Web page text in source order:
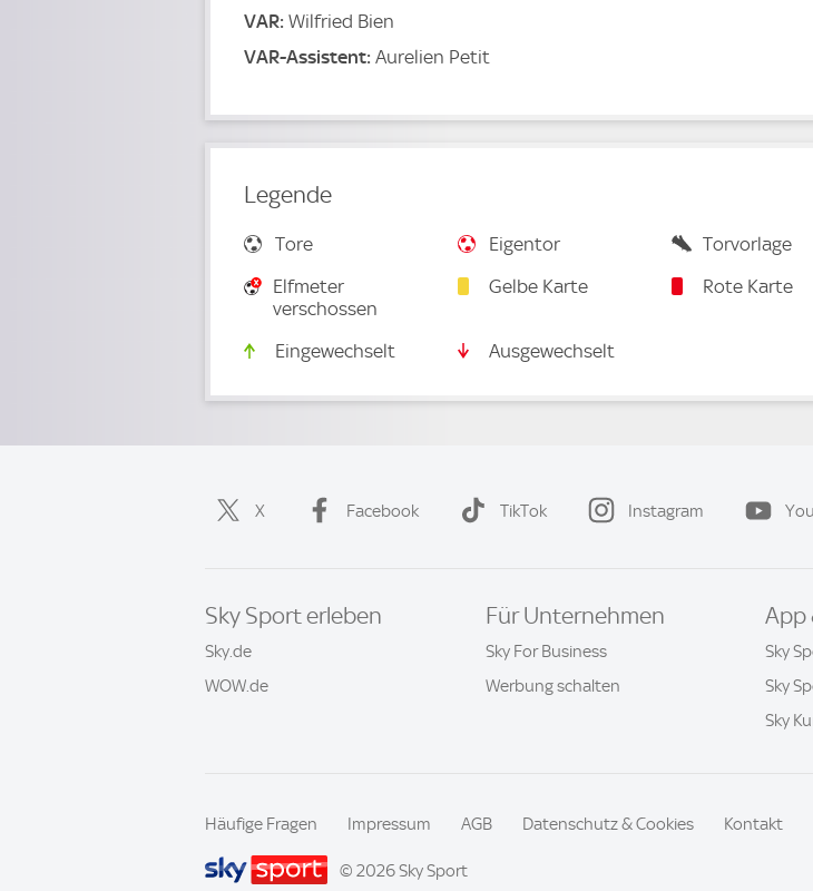
VAR: Wilfried Bien
VAR-Assistent: Aurelien Petit
Legende
Tore Eigentor
Torvorlage
Elfmeter
verschossen
Gelbe Karte Rote Karte
Eingewechselt Ausgewechselt
X Facebook TikTok Instagram
Sky Sport erleben
Sky.de
WOW.de
Für Unternehmen
Sky For Business
Werbung schalten
App
Sky
Sky
Sky
Häufige Fragen Impressum AGB Datenschutz & Cookies Kontakt
© 2026 Sky Sport